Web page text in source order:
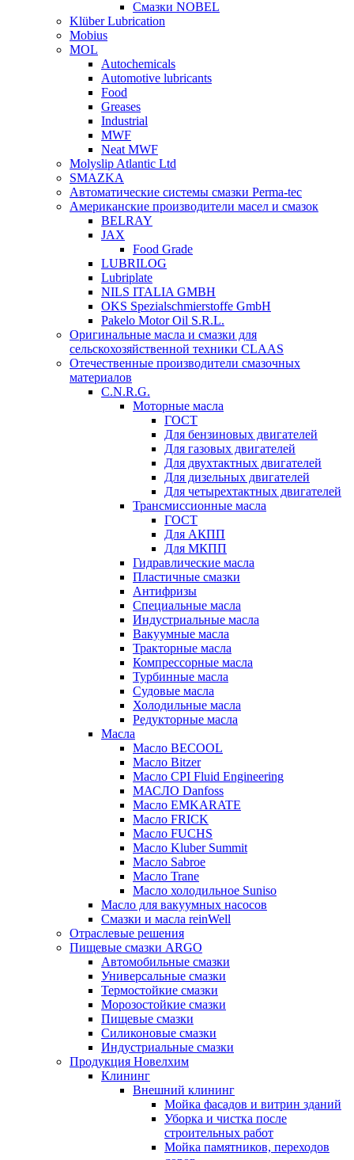
Смазки NOBEL
Klüber Lubrication
Mobius
MOL
Autochemicals
Automotive lubricants
Food
Greases
Industrial
MWF
Neat MWF
Molyslip Atlantic Ltd
SMAZKA
Автоматические системы смазки Perma-tec
Американские производители масел и смазок
BELRAY
JAX
Food Grade
LUBRILOG
Lubriplate
NILS ITALIA GMBH
OKS Spezialschmierstoffe GmbH
Pakelo Motor Oil S.R.L.
Оригинальные масла и смазки для
сельскохозяйственной техники CLAAS
Отечественные производители смазочных
материалов
C.N.R.G.
Моторные масла
ГОСТ
Для бензиновых двигателей
Для газовых двигателей
Для двухтактных двигателей
Для дизельных двигателей
Для четырехтактных двигателей
Трансмиссионные масла
ГОСТ
Для АКПП
Для МКПП
Гидравлические масла
Пластичные смазки
Антифризы
Специальные масла
Индустриальные масла
Вакуумные масла
Тракторные масла
Компрессорные масла
Турбинные масла
Судовые масла
Холодильные масла
Редукторные масла
Масла
Масло BECOOL
Масло Bitzer
Масло CPI Fluid Engineering
МАСЛО Danfoss
Масло EMKARATE
Масло FRICK
Масло FUCHS
Масло Kluber Summit
Масло Sabroe
Масло Trane
Масло холодильное Suniso
Масло для вакуумных насосов
Смазки и масла reinWell
Отраслевые решения
Пищевые смазки ARGO
Автомобильные смазки
Универсальные смазки
Термостойкие смазки
Морозостойкие смазки
Пищевые смазки
Силиконовые смазки
Индустриальные смазки
Продукция Новелхим
Клининг
Внешний клининг
Мойка фасадов и витрин зданий
Уборка и чистка после
строительных работ
Мойка памятников, переходов